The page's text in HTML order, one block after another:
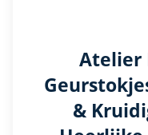
Atelier
&